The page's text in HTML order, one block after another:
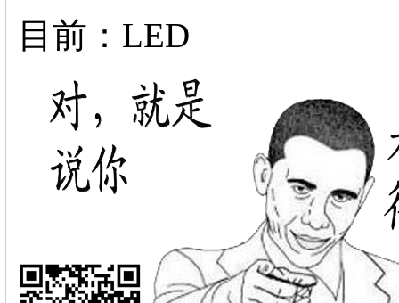
目前：LED